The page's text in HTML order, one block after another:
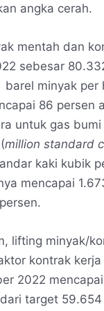
angka cerah.
mentah dan
sebesar
minyak per
86 persen
untuk gas
million standard
kaki kubik
mencapai
lifting minyak/
kontrak kerja
2022
target 59.654